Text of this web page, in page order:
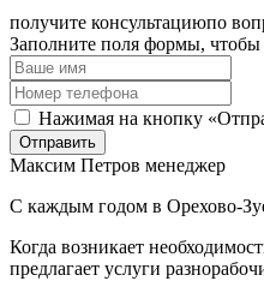
получите консультациюпо
Заполните поля формы, чтобы
Нажимая на кнопку
Отправить
Максим Петров менеджер
С каждым годом в Орехово-
Когда возникает
предлагает услуги